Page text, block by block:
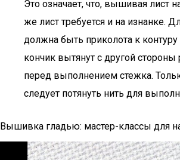
Это означает, что, вышивая лист
же лист требуется и на изнанке.
должна быть приколота к контуру
кончик вытянут с другой стороны
перед выполнением стежка.
следует потянуть нить для
Вышивка гладью: мастер-классы для